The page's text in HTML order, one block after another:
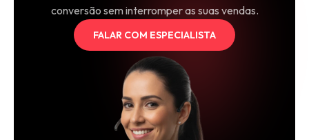
conversão sem interromper as suas vendas.
FALAR COM ESPECIALISTA